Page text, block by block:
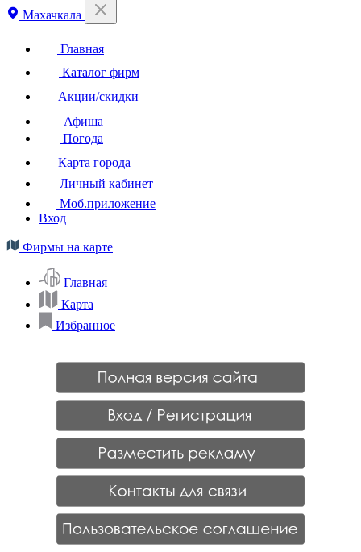
Махачкала
Главная
Каталог фирм
Акции/скидки
Афиша
Погода
Карта города
Личный кабинет
Моб.приложение
Вход
Фирмы на карте
Главная
Карта
Избранное